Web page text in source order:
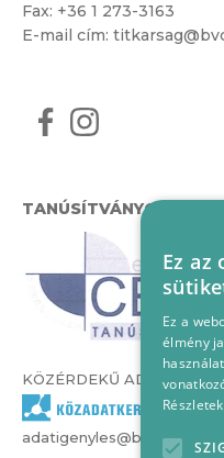
Fax: +36 1 273-3163
E-mail cím:
TANÚSÍTVÁNYOK
KÖZÉRDEKŰ ADATOK
adatigenyles@bvcs.hu
Ez az
Ez a
élmény
Részletek